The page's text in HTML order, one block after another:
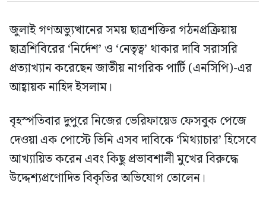
জুলাই গণঅভ্যুত্থানের সময় ছাত্রশক্তির গঠনপ্রক্রিয়ায়
ছাত্রশিবিরের ‘নির্দেশ’ ও ‘নেতৃত্ব’ থাকার দাবি সরাসরি
প্রত্যাখ্যান করেছেন জাতীয় নাগরিক পার্টি (এনসিপি)-এর
আহ্বায়ক নাহিদ ইসলাম।
বৃহস্পতিবার দুপুরে নিজের ভেরিফায়েড ফেসবুক পেজে
দেওয়া এক পোস্টে তিনি এসব দাবিকে ‘মিথ্যাচার’ হিসেবে
আখ্যায়িত করেন এবং কিছু প্রভাবশালী মুখের বিরুদ্ধে
উদ্দেশ্যপ্রণোদিত বিকৃতির অভিযোগ তোলেন।